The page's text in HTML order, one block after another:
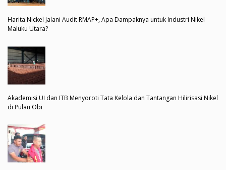
Harita Nickel Jalani Audit RMAP+, Apa Dampaknya untuk Industri Nikel
Maluku Utara?
Akademisi UI dan ITB Menyoroti Tata Kelola dan Tantangan Hilirisasi Nikel
di Pulau Obi